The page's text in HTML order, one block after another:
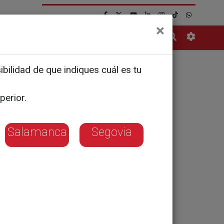
Nacional
×
de que indiques cuál es tu
Salamanca Segovia